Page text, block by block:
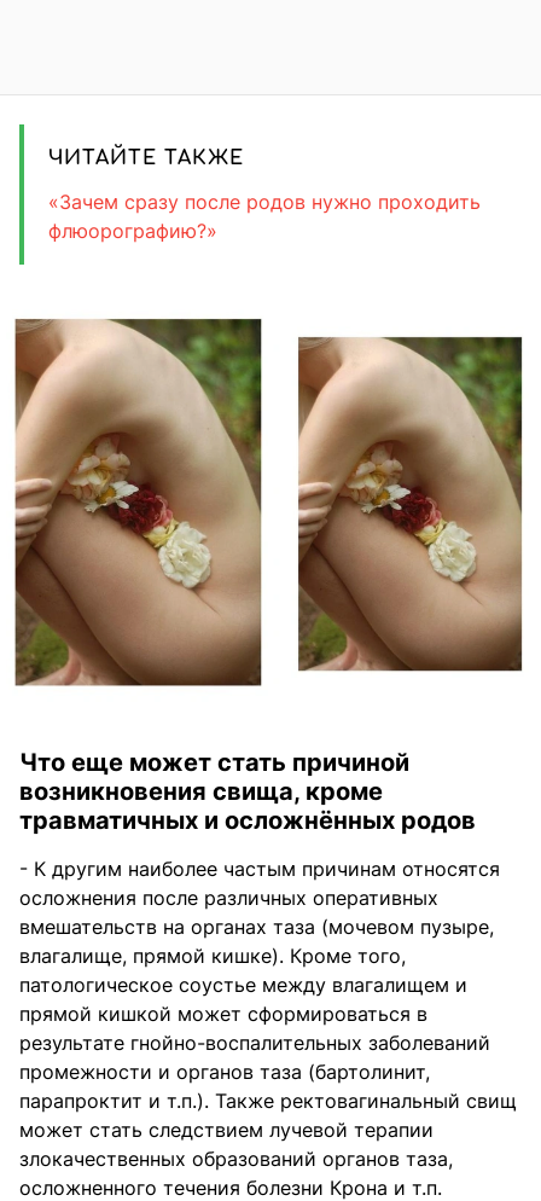
ЧИТАЙТЕ ТАКЖЕ
«Зачем сразу после родов нужно проходить
флюорографию?»
Что еще может стать причиной
возникновения свища, кроме
травматичных и осложнённых родов
- К другим наиболее частым причинам относятся
осложнения после различных оперативных
вмешательств на органах таза (мочевом пузыре,
влагалище, прямой кишке). Кроме того,
патологическое соустье между влагалищем и
прямой кишкой может сформироваться в
результате гнойно-воспалительных заболеваний
промежности и органов таза (бартолинит,
парапроктит и т.п.). Также ректовагинальный свищ
может стать следствием лучевой терапии
злокачественных образований органов таза,
осложненного течения болезни Крона и т.п.